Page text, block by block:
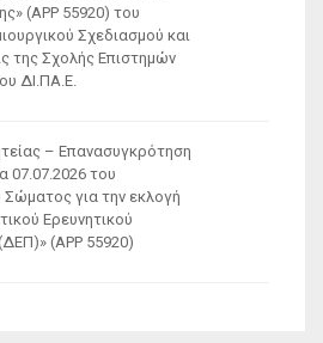
(ΑΡΡ 55920) του
Σχεδιασμού και
της Σχολής Επιστημών
ΔΙ.ΠΑ.Ε.
– Επανασυγκρότηση
07.07.2026 του
Σώματος για την εκλογή
Ερευνητικού
(APP 55920)